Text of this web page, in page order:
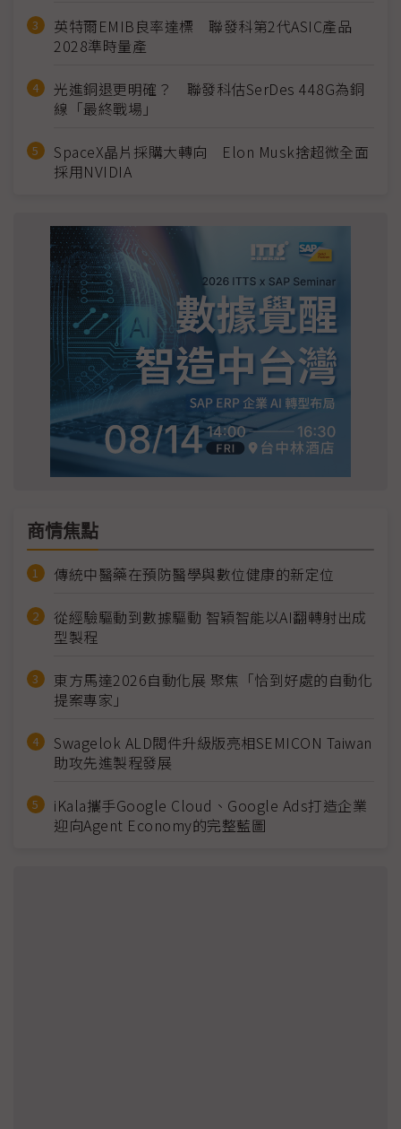
英特爾EMIB良率達標 聯發科第2代ASIC產品
2028準時量產
光進銅退更明確？ 聯發科估SerDes 448G為銅
線「最終戰場」
SpaceX晶片採購大轉向 Elon Musk捨超微全面
採用NVIDIA
商情焦點
傳統中醫藥在預防醫學與數位健康的新定位
從經驗驅動到數據驅動 智穎智能以AI翻轉射出成
型製程
東方馬達2026自動化展 聚焦「恰到好處的自動化
提案專家」
Swagelok ALD閥件升級版亮相SEMICON Taiwan
助攻先進製程發展
iKala攜手Google Cloud、Google Ads打造企業
迎向Agent Economy的完整藍圖